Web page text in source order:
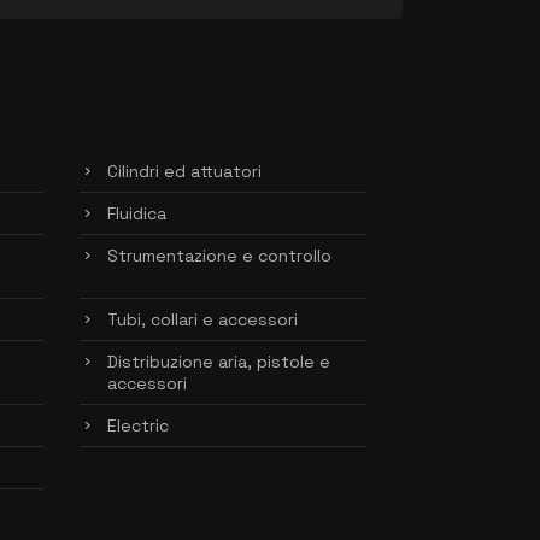
Cilindri ed attuatori
Fluidica
Strumentazione e controllo
Tubi, collari e accessori
Distribuzione aria, pistole e
accessori
Electric